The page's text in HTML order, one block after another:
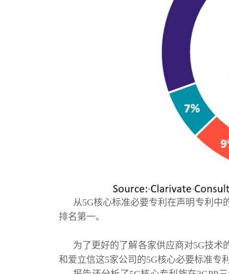
从5G核心标准必要专利在声明专利中
排名第一。
为了更好的了解各家供应商对5G技
和爱立信这5家公司的5G核心必要标准专